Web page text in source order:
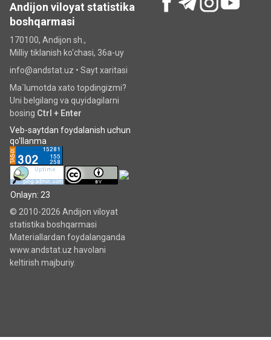
Andijon viloyat statistika
boshqarmasi
170100, Andijon sh.,
Milliy tiklanish ko‘chаsi, 36a-uy
info@andstat.uz • Sayt xaritasi
Ma`lumotda xato topdingizmi?
Uni belgilang va quyidagilarni
bosing Ctrl + Enter
Veb-saytdan foydalanish uchun
qo'llanma
Onlayn: 23
© 2010-2026 Andijon viloyat
statistika boshqarmasi
Materiallardan foydalanganda
www.andstat.uz havolani
keltirish majburiy.